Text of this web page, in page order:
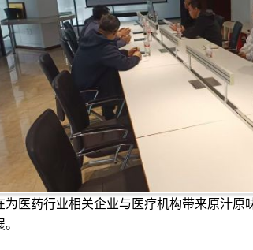
药行业相关企业与医疗机构带来原汁原